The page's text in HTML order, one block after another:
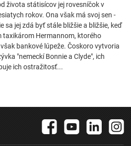
života státisícov jej rovesníčok v
rokov. Ona však má svoj sen -
sa jej zdá byť stále bližšie a bližšie, keď
Hermannom, ktorého
bankové lúpeže. Čoskoro vytvoria
"nemeckí Bonnie a Clyde", ich
ich ostražitosť...